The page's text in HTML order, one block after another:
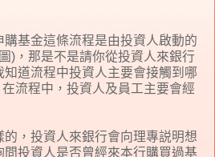
基金這條流程是由投資人啟動的
)，那是不是請你從投資人來銀行
道流程中投資人主要會接觸到哪
流程中，投資人及員工主要會經
，投資人來銀行會向理專説明想
投資人是否曾經來本行購買過基